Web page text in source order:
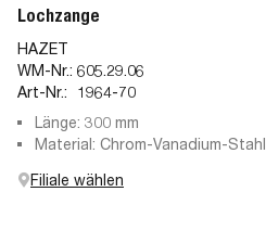
Lochzange
HAZET
WM-Nr.: 605.29.06
Art-Nr.:
1964-70
Länge: 300 mm
Material: Chrom-Vanadium-Stahl
Filiale wählen